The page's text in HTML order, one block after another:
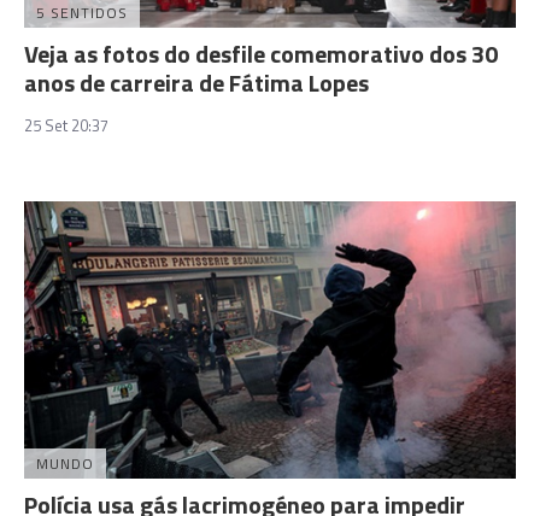
5 SENTIDOS
Veja as fotos do desfile comemorativo dos 30
anos de carreira de Fátima Lopes
25 Set 20:37
MUNDO
Polícia usa gás lacrimogéneo para impedir